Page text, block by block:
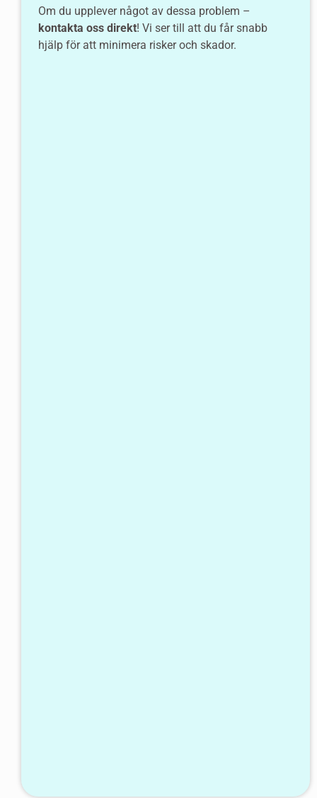
Om du upplever något av dessa problem –
kontakta oss direkt! Vi ser till att du får snabb
hjälp för att minimera risker och skador.